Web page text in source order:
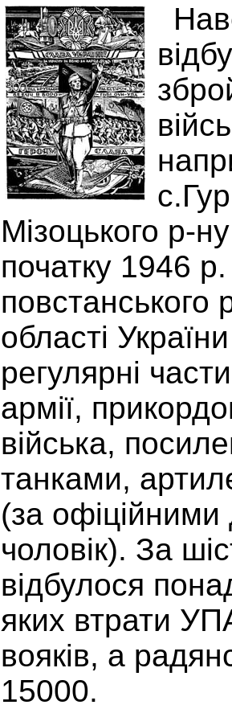
Мізоцького р-
початку 1946 р.
повстанського
області
регулярні
армії,
війська,
танками,
(за
чоловік). За
відбулося
яких втрати
вояків, а
15000.